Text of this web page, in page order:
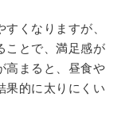
くなりますが、
ことで、満足感が
高まると、昼食や
果的に太りにくい